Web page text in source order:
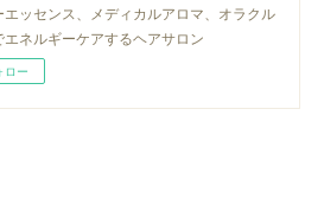
エッセンス、メディカルアロマ、オラクル
エネルギーケアするヘアサロン
ロー